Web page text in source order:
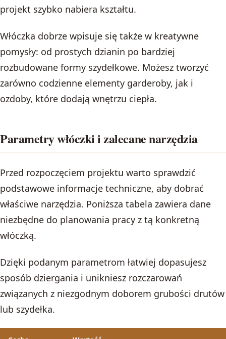
projekt szybko nabiera kształtu.
Włóczka dobrze wpisuje się także w kreatywne
pomysły: od prostych dzianin po bardziej
rozbudowane formy szydełkowe. Możesz tworzyć
zarówno codzienne elementy garderoby, jak i
ozdoby, które dodają wnętrzu ciepła.
Parametry włóczki i zalecane narzędzia
Przed rozpoczęciem projektu warto sprawdzić
podstawowe informacje techniczne, aby dobrać
właściwe narzędzia. Poniższa tabela zawiera dane
niezbędne do planowania pracy z tą konkretną
włóczką.
Dzięki podanym parametrom łatwiej dopasujesz
sposób dziergania i unikniesz rozczarowań
związanych z niezgodnym doborem grubości drutów
lub szydełka.